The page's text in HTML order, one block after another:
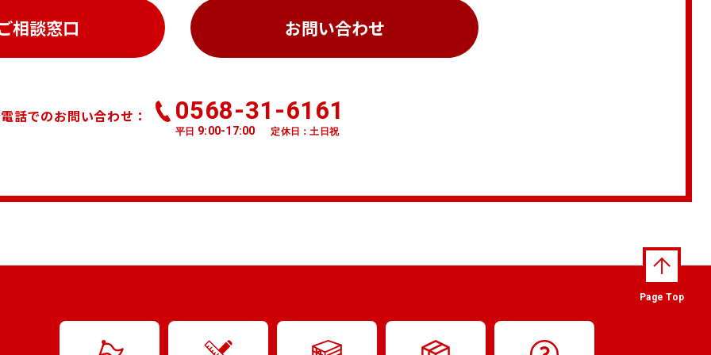
相談窓口 お問い合わせ
話でのお問い合わせ： 0568-31-6161
平日 9:00-17:00 定休日：土日祝
Page Top